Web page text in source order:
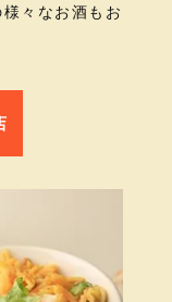
々なお酒もお